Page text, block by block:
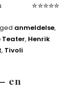
✮✮✮✮✮
anmeldelse,
Teater, Henrik
, Tivoli
en